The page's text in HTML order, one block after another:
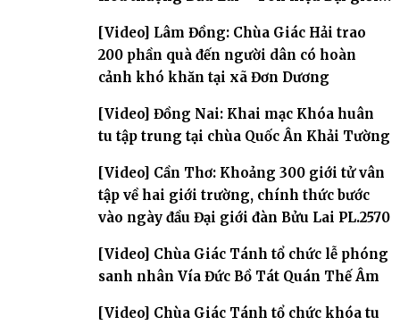
[Video] Lâm Đồng: Chùa Giác Hải trao
200 phần quà đến người dân có hoàn
cảnh khó khăn tại xã Đơn Dương
[Video] Đồng Nai: Khai mạc Khóa huân
tu tập trung tại chùa Quốc Ân Khải Tường
[Video] Cần Thơ: Khoảng 300 giới tử vân
tập về hai giới trường, chính thức bước
vào ngày đầu Đại giới đàn Bửu Lai PL.2570
[Video] Chùa Giác Tánh tổ chức lễ phóng
sanh nhân Vía Đức Bồ Tát Quán Thế Âm
[Video] Chùa Giác Tánh tổ chức khóa tu